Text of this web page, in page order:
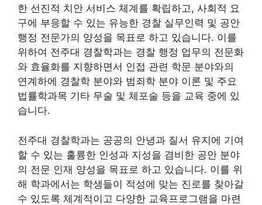
한 선진적 치안 서비스 체계를 확립하고, 사회적 요
구에 부응할 수 있는 유능한 경찰 실무인력 및 공안
행정 전문가의 양성을 목표로 하고 있습니다. 이를
위하여 전주대 경찰학과는 경찰 행정 업무의 전문화
와 효율화를 지향하면서 인접 관련 학문 분야와의
연계하에 경찰학 분야와 범죄학 분야 이론 및 주요
법률학과목 기타 무술 및 체포술 등을 교육 중에 있
습니다.
전주대 경찰학과는 공공의 안녕과 질서 유지에 기여
할 수 있는 훌륭한 인성과 지성을 겸비한 공안 분야
의 전문 인재 양성을 목표로 하고 있습니다. 이를 위
해 학과에서는 학생들이 적성에 맞는 진로를 찾아갈
수 있도록 체계적이고 다양한 교육프로그램을 마련